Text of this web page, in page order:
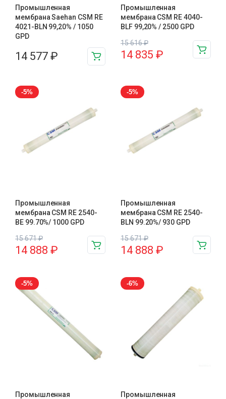
Промышленная
мембрана Saehan CSM RE
4021-BLN 99,20% / 1050
GPD
14 577 ₽
Промышленная
мембрана CSM RE 4040-
BLF 99,20% / 2500 GPD
15 616₽
14 835 ₽
-5%
Промышленная
мембрана CSM RE 2540-
BE 99.70%/ 1000 GPD
15 671₽
14 888 ₽
-5%
Промышленная
мембрана CSM RE 2540-
BLN 99.20%/ 930 GPD
15 671₽
14 888 ₽
-5%
Промышленная
-6%
Промышленная